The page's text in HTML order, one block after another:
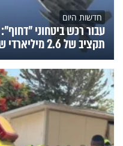
חדשות היום
עבור רכש ביטחוני
תקציב של 2.6 מיליארדי שקלים